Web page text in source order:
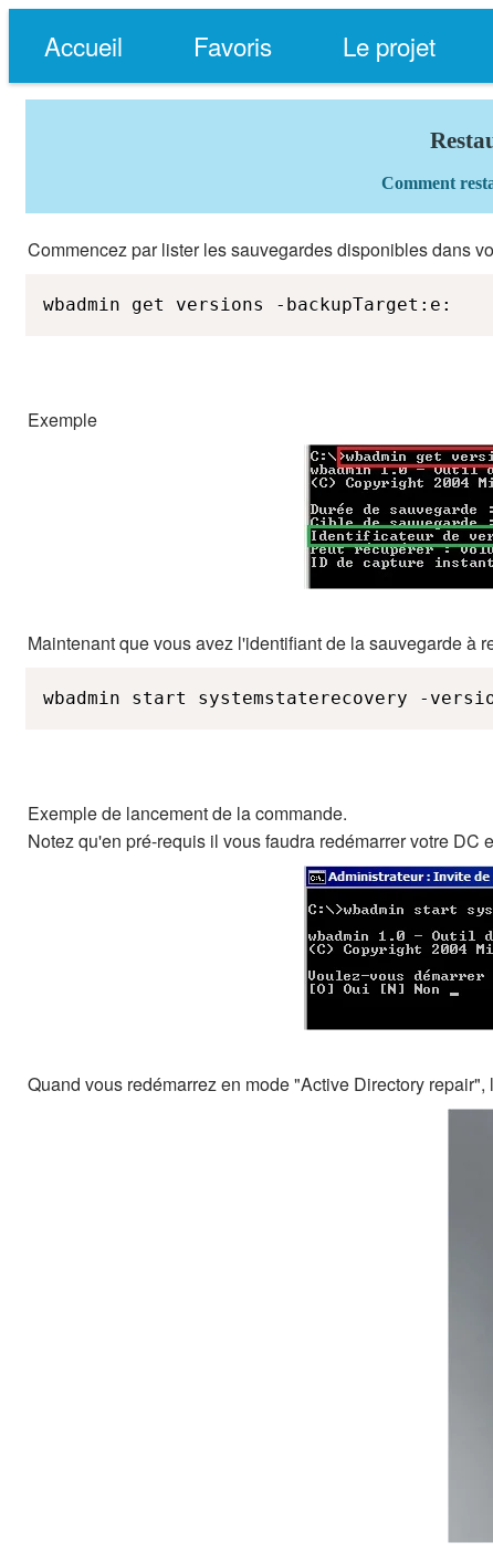
Accueil Favoris Le projet
Comment
Commencez par lister les sauvegardes disponibles dans
wbadmin get versions -backupTarget:e:
Exemple
Maintenant que vous avez l'identifiant de la sauvegarde à
wbadmin start systemstaterecovery -
Exemple de lancement de la commande.
Notez qu'en pré-requis il vous faudra redémarrer votre DC
Quand vous redémarrez en mode "Active Directory